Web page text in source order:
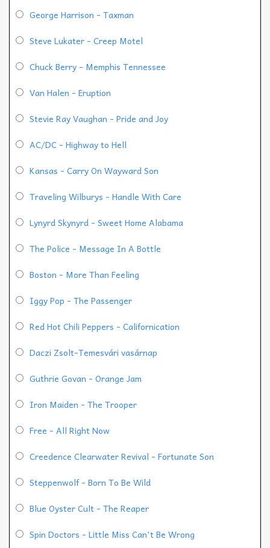
George Harrison - Taxman
Steve Lukater - Creep Motel
Chuck Berry - Memphis Tennessee
Van Halen - Eruption
Stevie Ray Vaughan - Pride and Joy
AC/DC - Highway to Hell
Kansas - Carry On Wayward Son
Traveling Wilburys - Handle With Care
Lynyrd Skynyrd - Sweet Home Alabama
The Police - Message In A Bottle
Boston - More Than Feeling
Iggy Pop - The Passenger
Red Hot Chili Peppers - Californication
Daczi Zsolt-Temesvári vasárnap
Guthrie Govan - Orange Jam
Iron Maiden - The Trooper
Free - All Right Now
Creedence Clearwater Revival - Fortunate Son
Steppenwolf - Born To Be Wild
Blue Oyster Cult - The Reaper
Spin Doctors - Little Miss Can't Be Wrong